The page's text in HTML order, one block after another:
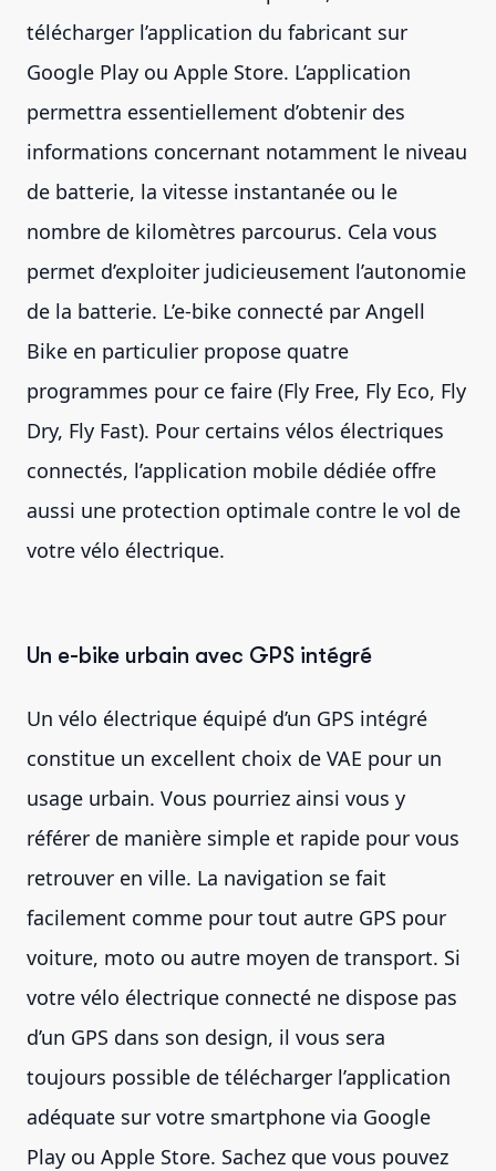
télécharger l’application du fabricant sur
Google Play ou Apple Store. L’application
permettra essentiellement d’obtenir des
informations concernant notamment le niveau
de batterie, la vitesse instantanée ou le
nombre de kilomètres parcourus. Cela vous
permet d’exploiter judicieusement l’autonomie
de la batterie. L’e-bike connecté par Angell
Bike en particulier propose quatre
programmes pour ce faire (Fly Free, Fly Eco, Fly
Dry, Fly Fast). Pour certains vélos électriques
connectés, l’application mobile dédiée offre
aussi une protection optimale contre le vol de
votre vélo électrique.
Un e-bike urbain avec GPS intégré
Un vélo électrique équipé d’un GPS intégré
constitue un excellent choix de VAE pour un
usage urbain. Vous pourriez ainsi vous y
référer de manière simple et rapide pour vous
retrouver en ville. La navigation se fait
facilement comme pour tout autre GPS pour
voiture, moto ou autre moyen de transport. Si
votre vélo électrique connecté ne dispose pas
d’un GPS dans son design, il vous sera
toujours possible de télécharger l’application
adéquate sur votre smartphone via Google
Play ou Apple Store. Sachez que vous pouvez